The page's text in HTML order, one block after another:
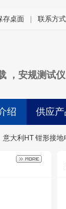
存桌面 联系方式
，安规测试
绍 供应产
意大利HT 钳形接